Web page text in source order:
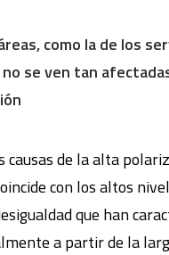
como la de los
se ven tan
causas de la alta
con los altos
que han
a partir de la